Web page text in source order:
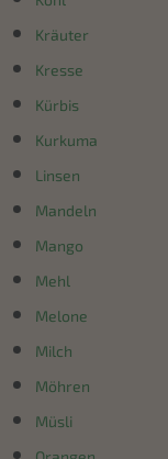
Kräuter
Kresse
Kürbis
Kurkuma
Linsen
Mandeln
Mango
Mehl
Melone
Milch
Möhren
Müsli